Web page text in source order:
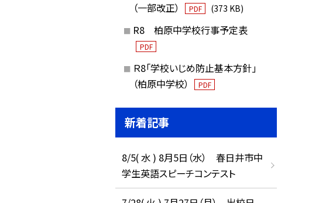
（一部改正）
PDF (373 KB)
R8 柏原中学校行事予定表
PDF
Ｒ8「学校いじめ防止基本方針」
（柏原中学校）
PDF
新着記事
8/5( 水 ) 8月5日（水） 春日井市中
学生英語スピーチコンテスト